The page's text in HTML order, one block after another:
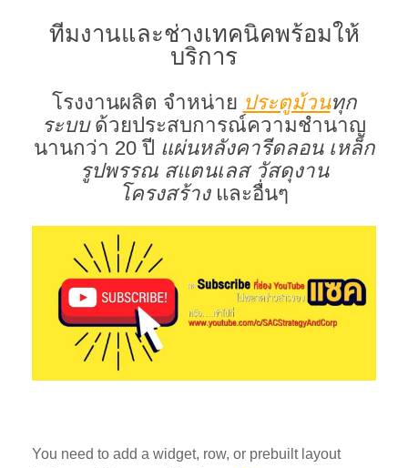
ทีมงานและช่างเทคนิคพร้อมให้
บริการ
โรงงานผลิต จำหน่าย ประตูม้วนทุก
ระบบด้วยประสบการณ์ความชำนาญ
นานกว่า 20 ปี แผ่นหลังคารีดลอน เหล็ก
รูปพรรณ สแตนเลส วัสดุงาน
โครงสร้างและอื่นๆ
You need to add a widget, row, or prebuilt layout